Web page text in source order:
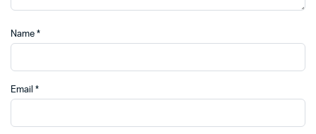
Name *
Email *